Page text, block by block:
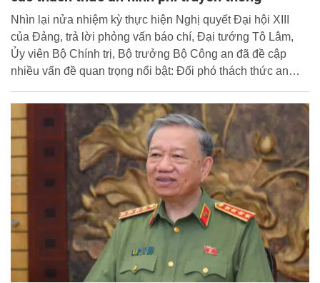
Nhìn lại nửa nhiệm kỳ thực hiện Nghị quyết Đại hội XIII
của Đảng, trả lời phỏng vấn báo chí, Đại tướng Tô Lâm,
Ủy viên Bộ Chính trị, Bộ trưởng Bộ Công an đã đề cập
nhiều vấn đề quan trọng nổi bật: Đối phó thách thức an
an ninh quốc gia, trật tự an toàn xã hội; kết quả nổi bật và
những vấn đề tiếp tục đặt ra trong đấu tranh, phòng chống
tội phạm về tham nhũng, chức vụ; thực hiện trách nhiệm
nêu gương của người đứng đầu, xây dựng lực lượng
Công an nhân dân đáp ứng yêu cầu, nhiệm vụ trong tình
hình mới... Cổng Thông tin điện tử Học viện xin trân trọng
giới thiệu bài phỏng vấn đồng chí Bộ trưởng.